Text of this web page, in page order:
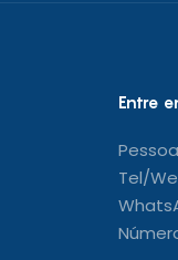
Entre
Tel/